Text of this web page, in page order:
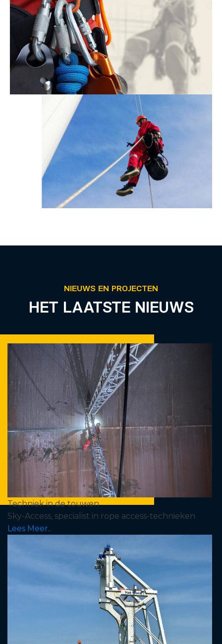
NIEUWS EN PROJECTEN
HET LAATSTE NIEUWS
Techniek in de touwen
Sky-Access, specialist in rope access-technieken
Lees Meer..